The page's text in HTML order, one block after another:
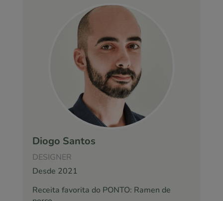
Diogo Santos
DESIGNER
Desde 2021
Receita favorita do PONTO: Ramen de